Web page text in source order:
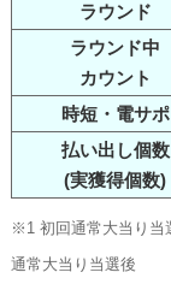
ラウンド
ラウンド中
カウント
時短・電サポ
払い出し個数
(実獲得個数)
※1 初回通常大当り当
通常大当り当選後